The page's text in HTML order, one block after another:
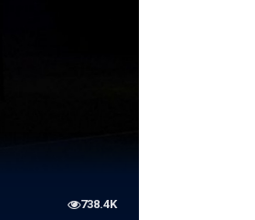
738.4K